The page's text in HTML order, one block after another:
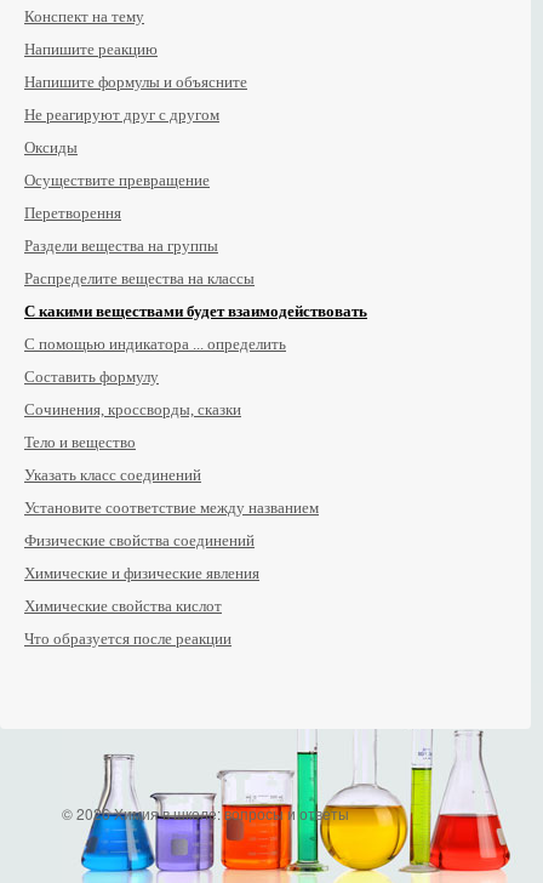
Конспект на тему
Напишите реакцию
Напишите формулы и объясните
Не реагируют друг с другом
Оксиды
Осуществите превращение
Перетворення
Раздели вещества на группы
Распределите вещества на классы
С какими веществами будет взаимодействовать
С помощью индикатора ... определить
Составить формулу
Сочинения, кроссворды, сказки
Тело и вещество
Указать класс соединений
Установите соответствие между названием
Физические свойства соединений
Химические и физические явления
Химические свойства кислот
Что образуется после реакции
© 2026 Химия в школе: вопросы и ответы